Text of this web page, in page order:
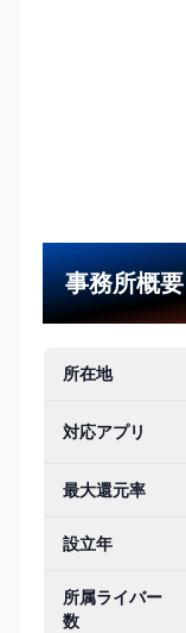
事務所概要
所在地
対応アプリ
最大還元率
設立年
所属ライバー
数